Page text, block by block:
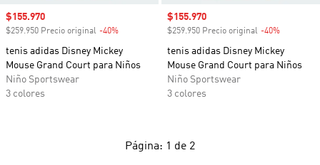
Precio de venta
$155.970
$259.950 Precio original -40%
tenis adidas Disney Mickey
Mouse Grand Court para Niños
Niño Sportswear
3 colores
Precio de venta
$155.970
$259.950 Precio original -40%
tenis adidas Disney Mickey
Mouse Grand Court para Niños
Niño Sportswear
3 colores
Página: 1 de 2